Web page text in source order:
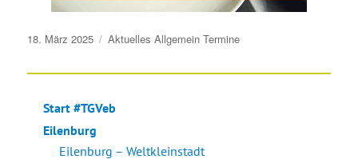
Veröffentlicht
18. März 2025 Aktuelles Allgemein Termine
Start #TGVeb
Eilenburg
Eilenburg – Weltkleinstadt